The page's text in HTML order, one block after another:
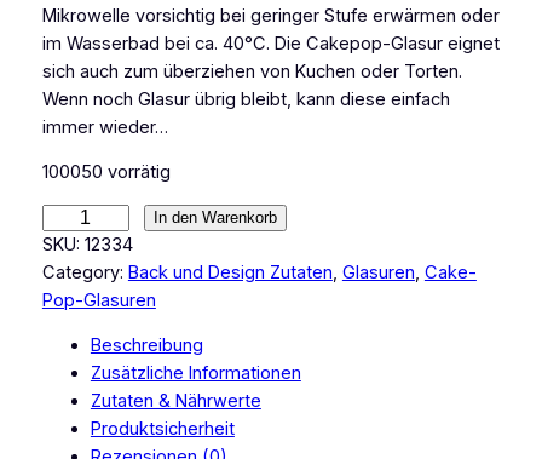
Mikrowelle vorsichtig bei geringer Stufe erwärmen oder
im Wasserbad bei ca. 40°C. Die Cakepop-Glasur eignet
sich auch zum überziehen von Kuchen oder Torten.
Wenn noch Glasur übrig bleibt, kann diese einfach
immer wieder…
100050 vorrätig
M
B
a
In den Warenkorb
SKU: 12334
Category: Back und Design Zutaten, Glasuren, Cake-
Pop-Glasuren
Beschreibung
Zusätzliche Informationen
Zutaten & Nährwerte
Produktsicherheit